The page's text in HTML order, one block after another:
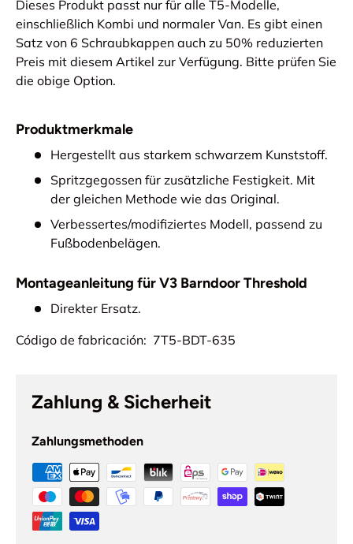
Dieses Produkt passt nur für alle T5-Modelle,
einschließlich Kombi und normaler Van. Es gibt einen
Satz von 6 Schraubkappen auch zu 50% reduzierten
Preis mit diesem Artikel zur Verfügung. Bitte prüfen Sie
die obige Option.
Produktmerkmale
Hergestellt aus starkem schwarzem Kunststoff.
Spritzgegossen für zusätzliche Festigkeit. Mit
der gleichen Methode wie das Original.
Verbessertes/modifiziertes Modell, passend zu
Fußbodenbelägen.
Montageanleitung für V3 Barndoor Threshold
Direkter Ersatz.
Código de fabricación: 7T5-BDT-635
Zahlung & Sicherheit
Zahlungsmethoden